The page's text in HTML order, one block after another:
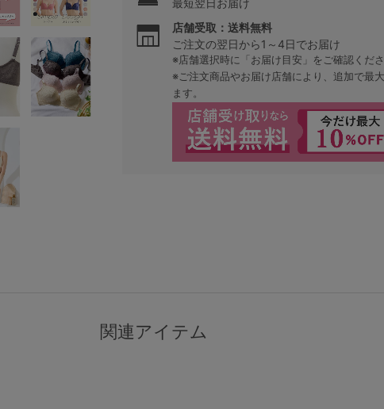
最短翌日お届け
店舗受取：送料無料
ご注文の翌日から1～4日でお届け
※店舗選択時に「お届け目安」をご確認くださ
※ご注文商品やお届け店舗により、追加で最
ます。
関連アイテム